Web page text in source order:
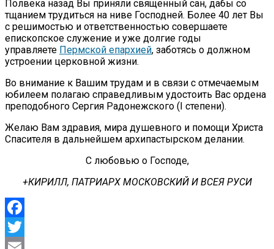
Полвека назад Вы приняли священный сан, дабы со
тщанием трудиться на ниве Господней. Более 40 лет Вы
с решимостью и ответственностью совершаете
епископское служение и уже долгие годы
управляете Пермской епархией, заботясь о должном
устроении церковной жизни.
Во внимание к Вашим трудам и в связи с отмечаемым
юбилеем полагаю справедливым удостоить Вас ордена
преподобного Сергия Радонежского (I степени).
Желаю Вам здравия, мира душевного и помощи Христа
Спасителя в дальнейшем архипастырском делании.
С любовью о Господе,
+КИРИЛЛ, ПАТРИАРХ МОСКОВСКИЙ И ВСЕЯ РУСИ
Facebook
Twitter